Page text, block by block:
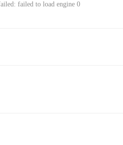
failed to load engine 0